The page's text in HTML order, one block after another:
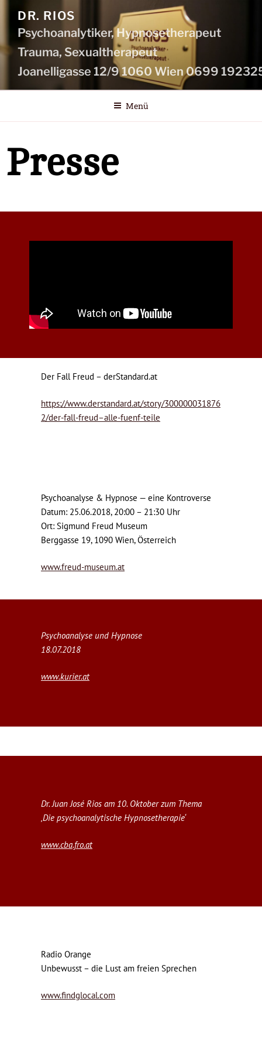
DR. RIOS
Psychoanalytiker, Hypnosetherapeut
Menü
Presse
Der Fall Freud – derStandard.at
https://www.derstandard.at/story/300000031876
2/der-fall-freud–alle-fuenf-teile
Psychoanalyse & Hypnose — eine Kontroverse
Datum: 25.06.2018, 20:00 – 21:30 Uhr
Ort: Sigmund Freud Museum
Berggasse 19, 1090 Wien, Österreich
www.freud-museum.at
Psychoanalyse und Hypnose
18.07.2018
www.kurier.at
Dr. Juan José Rios am 10. Oktober zum Thema
‚Die psychoanalytische Hypnosetherapie‘
www.cba.fro.at
Radio Orange
Unbewusst – die Lust am freien Sprechen
www.findglocal.com